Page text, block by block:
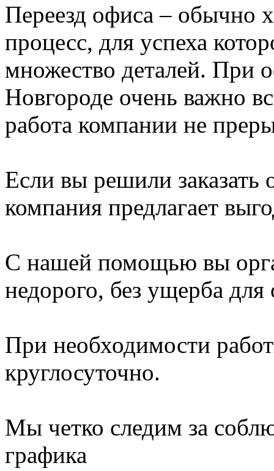
Переезд офиса – обычно
процесс, для успеха
множество деталей. При
Новгороде очень важно
работа компании не
Если вы решили
компания предлагает
С нашей помощью вы
недорого, без ущерба
При необходимости
круглосуточно.
Мы четко следим за
графика